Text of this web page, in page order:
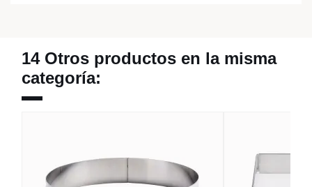
14 Otros productos en la misma
categoría: